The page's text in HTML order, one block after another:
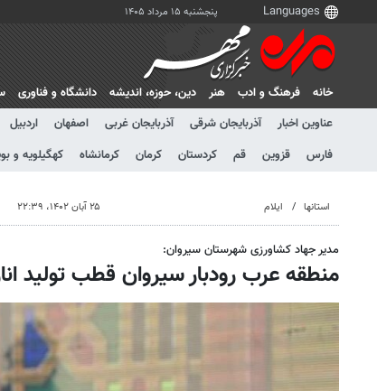
پنجشنبه ۱۵ مرداد ۱۴۰۵
خانه فرهنگ و ادب هنر دين، حوزه، انديشه دانشگاه و فناوری
عناوین اخبار
آذربایجان شرقی آذربایجان غربی اصفهان اردبیل
فارس
قزوین قم کردستان کرمان کرمانشاه کهگیلویه و
استانها ایلام ۲۵ آبان ۱۴۰۲، ۲۲:۳۹
مدیر جهاد کشاورزی شهرستان سیروان:
منطقه عرب رودبار سیروان قطب تولید